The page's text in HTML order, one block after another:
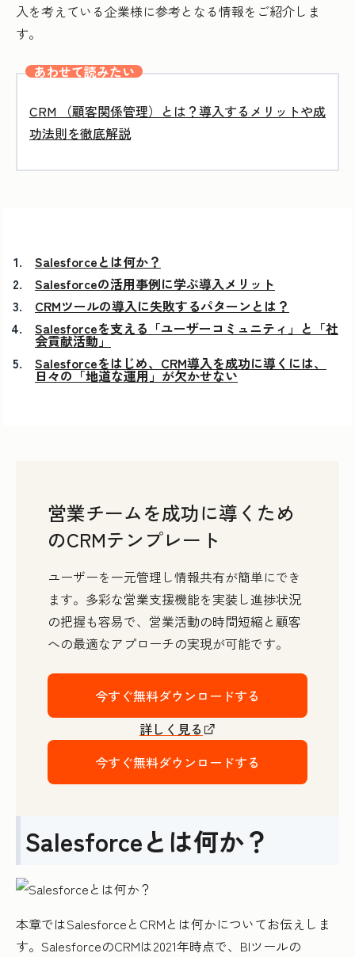
入を考えている企業様に参考となる情報をご紹介しま
す。
あわせて読みたい
CRM （顧客関係管理）とは？導入するメリットや成
功法則を徹底解説
Salesforceとは何か？
Salesforceの活用事例に学ぶ導入メリット
CRMツールの導入に失敗するパターンとは？
Salesforceを支える「ユーザーコミュニティ」と「社
会貢献活動」
Salesforceをはじめ、CRM導入を成功に導くには、
日々の「地道な運用」が欠かせない
営業チームを成功に導くため
のCRMテンプレート
ユーザーを一元管理し情報共有が簡単にでき
ます。多彩な営業支援機能を実装し進捗状況
の把握も容易で、営業活動の時間短縮と顧客
への最適なアプローチの実現が可能です。
今すぐ無料ダウンロードする
詳しく見る
今すぐ無料ダウンロードする
Salesforceとは何か？
本章ではSalesforceとCRMとは何かについてお伝えしま
す。SalesforceのCRMは2021年時点で、BIツールの